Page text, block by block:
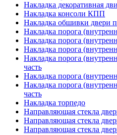
Накладка декоративная
Накладка консоли КПП
Накладка обшивки двери
Накладка порога
Накладка порога
Накладка порога
Накладка порога
часть
Накладка порога
Накладка порога
часть
Накладка торпедо
Направляющая стекла
Направляющая стекла
Направляющая стекла